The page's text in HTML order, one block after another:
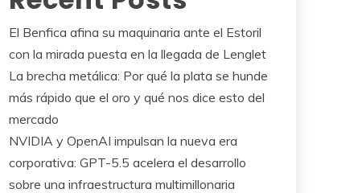
El Benfica afina su maquinaria ante el Estoril
con la mirada puesta en la llegada de Lenglet
La brecha metálica: Por qué la plata se hunde
más rápido que el oro y qué nos dice esto del
mercado
NVIDIA y OpenAI impulsan la nueva era
corporativa: GPT-5.5 acelera el desarrollo
sobre una infraestructura multimillonaria